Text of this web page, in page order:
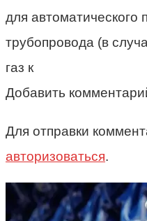
для автоматического
трубопровода (в
газ к
Добавить
Для отправки
авторизоваться.